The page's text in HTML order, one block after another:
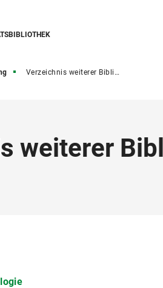
Verzeichnis weiterer Bibliotheksstandorte
weiterer